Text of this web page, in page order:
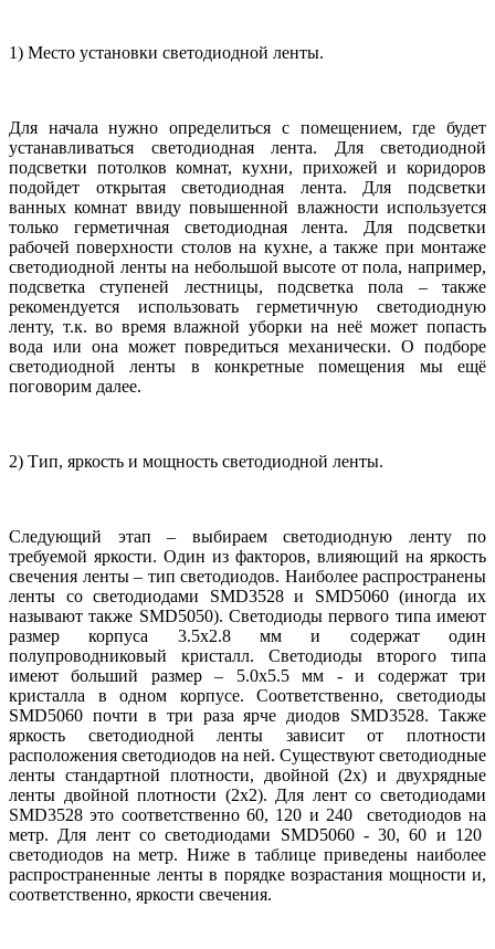
1) Место установки светодиодной ленты.
Для начала нужно определиться с помещением, где будет
устанавливаться светодиодная лента. Для светодиодной
подсветки потолков комнат, кухни, прихожей и коридоров
подойдет открытая светодиодная лента. Для подсветки
ванных комнат ввиду повышенной влажности используется
только герметичная светодиодная лента. Для подсветки
рабочей поверхности столов на кухне, а также при монтаже
светодиодной ленты на небольшой высоте от пола, например,
подсветка ступеней лестницы, подсветка пола – также
рекомендуется использовать герметичную светодиодную
ленту, т.к. во время влажной уборки на неё может попасть
вода или она может повредиться механически. О подборе
светодиодной ленты в конкретные помещения мы ещё
поговорим далее.
2) Тип, яркость и мощность светодиодной ленты.
Следующий этап – выбираем светодиодную ленту по
требуемой яркости. Один из факторов, влияющий на яркость
свечения ленты – тип светодиодов. Наиболее распространены
ленты со светодиодами SMD3528 и SMD5060 (иногда их
называют также SMD5050). Светодиоды первого типа имеют
размер корпуса 3.5х2.8 мм и содержат один
полупроводниковый кристалл. Светодиоды второго типа
имеют больший размер – 5.0х5.5 мм - и содержат три
кристалла в одном корпусе. Соответственно, светодиоды
SMD5060 почти в три раза ярче диодов SMD3528. Также
яркость светодиодной ленты зависит от плотности
расположения светодиодов на ней. Существуют светодиодные
ленты стандартной плотности, двойной (2х) и двухрядные
ленты двойной плотности (2х2). Для лент со светодиодами
SMD3528 это соответственно 60, 120 и 240 светодиодов на
метр. Для лент со светодиодами SMD5060 - 30, 60 и 120
светодиодов на метр. Ниже в таблице приведены наиболее
распространенные ленты в порядке возрастания мощности и,
соответственно, яркости свечения.